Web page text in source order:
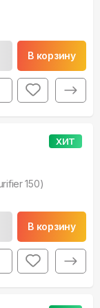
В корзину
ХИТ
150)
В корзину